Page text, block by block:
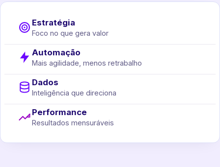
Estratégia
Foco no que gera valor
Automação
Mais agilidade, menos retrabalho
Dados
Inteligência que direciona
Performance
Resultados mensuráveis